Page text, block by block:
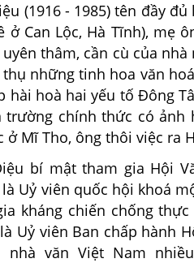
(1916 - 1985) tên đầy
ở Can Lộc, Hà Tĩnh), mẹ
thâm, cần cù của
những tinh hoa văn
hài hoà hai yếu tố Đông
trường chính thức có ảnh
ở Mĩ Tho, ông thôi việc ra
bí mật tham gia Hội
Uỷ viên quốc hội khoá
kháng chiến chống
Uỷ viên Ban chấp hành
nhà văn Việt Nam